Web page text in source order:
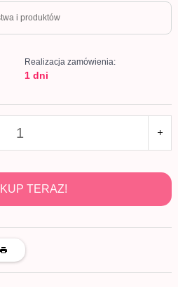
i produktów
Realizacja zamówienia:
1 dni
KUP TERAZ!